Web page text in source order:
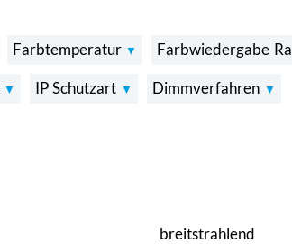
Farbtemperatur Farbwiedergabe Ra
IP Schutzart Dimmverfahren
breitstrahlend